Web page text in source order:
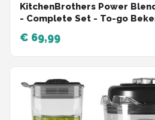
KitchenBrothers Power
- Complete Set - To-go
€ 69,99